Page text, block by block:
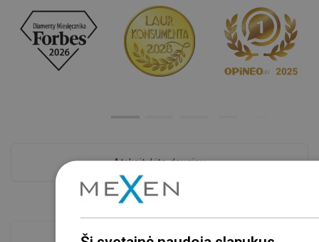
Atskaitykite daugiau